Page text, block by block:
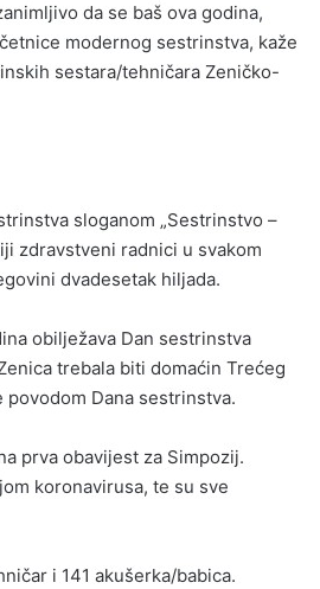
da se baš ova godina,
modernog sestrinstva, kaže
sestara/tehničara Zeničko-
sloganom „Sestrinstvo –
zdravstveni radnici u svakom
dvadesetak hiljada.
obilježava Dan sestrinstva
trebala biti domaćin Trećeg
Dana sestrinstva.
prva obavijest za Simpozij.
koronavirusa, te su sve
i 141 akušerka/babica.